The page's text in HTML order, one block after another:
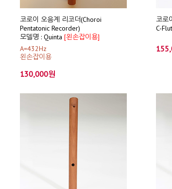
코로이 오음계 리코더(Choroi
Pentatonic Recorder)
모델명 : Quinta [왼손잡이용]
A=432Hz
왼손잡이용
130,000원
코로
C-